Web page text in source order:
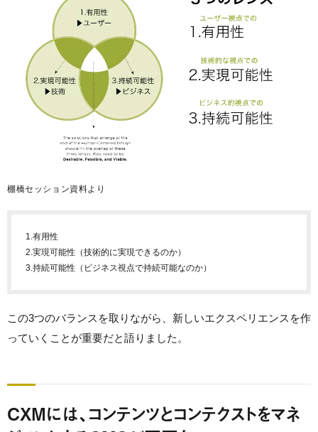
棚橋セッション資料より
1.有用性
2.実現可能性（技術的に実現できるのか）
3.持続可能性（ビジネス視点で持続可能なのか）
この3つのバランスを取りながら、新しいエクスペリエンスを作
っていくことが重要だと語りました。
CXMには、コンテンツとコンテクストをマネ